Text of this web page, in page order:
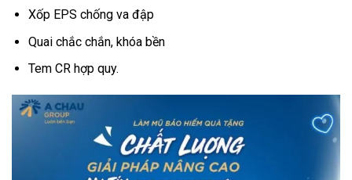
Xốp EPS chống va đập
Quai chắc chắn, khóa bền
Tem CR hợp quy.